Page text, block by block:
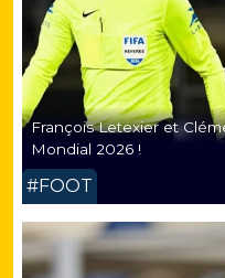
François Letexier et
Mondial 2026 !
#FOOT